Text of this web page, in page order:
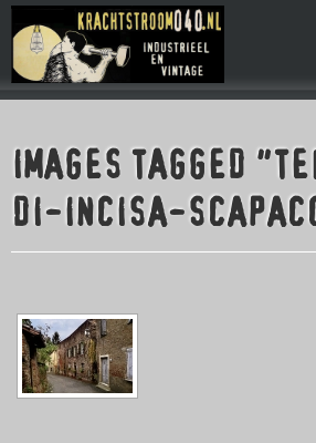
IMAGES TAGGED
DI-INCISA-